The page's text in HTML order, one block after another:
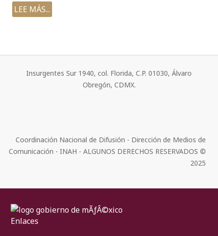
LEE MÁS...
Insurgentes Sur 1940, col. Florida, C.P. 01030, Álvaro
Obregón, CDMX.
Coordinación Nacional de Difusión - Dirección de Medios de
Comunicación - INAH - ALGUNOS DERECHOS RESERVADOS ©
2025
Enlaces